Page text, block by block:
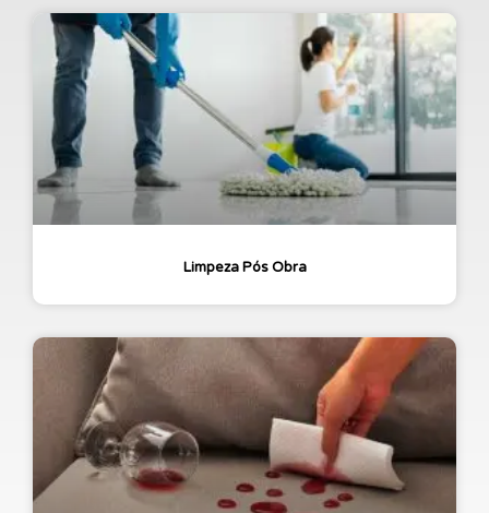
Limpeza Pós Obra